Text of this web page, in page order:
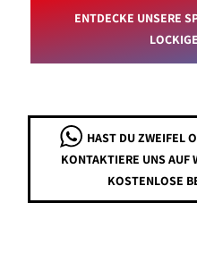
ENTDECKE UNSERE
HAST DU ZWEIFEL
KONTAKTIERE UNS AUF
KOSTENLOSE